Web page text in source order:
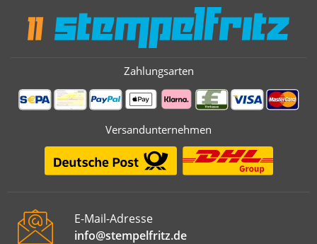
Zahlungsarten
Versandunternehmen
E-Mail-Adresse
info@stempelfritz.de